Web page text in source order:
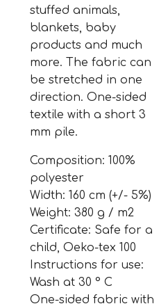
stuffed animals,
blankets, baby
products and much
more. The fabric can
be stretched in one
direction. One-sided
textile with a short 3
mm pile.
Composition: 100%
polyester
Width: 160 cm (+/- 5%)
Weight: 380 g / m2
Certificate: Safe for a
child, Oeko-tex 100
Instructions for use:
Wash at 30 ° C
One-sided fabric with